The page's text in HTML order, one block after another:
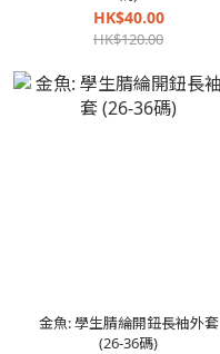
HK$40.00
HK$120.00
金魚: 學生腈綸開鈕長袖外套
(26-36碼)